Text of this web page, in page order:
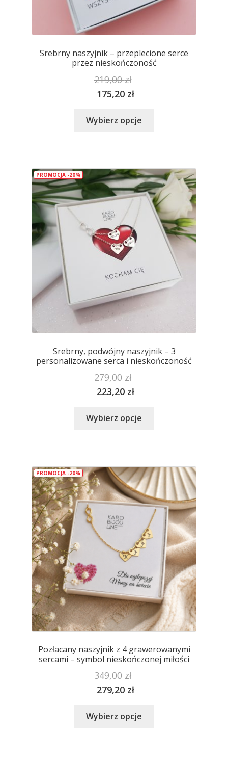
Srebrny naszyjnik – przeplecione serce
przez nieskończoność
219,00zł
175,20 zł
Wybierz opcje
wariantów.
Opcje
można
wybrać
na
stronie
produktu
PROMOCJA -20%
Srebrny, podwójny naszyjnik – 3
personalizowane serca i nieskończoność
279,00zł
223,20 zł
Wybierz opcje
wariantów.
Opcje
można
wybrać
na
stronie
produktu
PROMOCJA -20%
Pozłacany naszyjnik z 4 grawerowanymi
sercami – symbol nieskończonej miłości
349,00zł
279,20 zł
Wybierz opcje